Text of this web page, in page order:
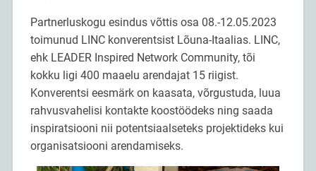
Partnerluskogu esindus võttis osa 08.-12.05.2023
toimunud LINC konverentsist Lõuna-Itaalias. LINC,
ehk LEADER Inspired Network Community, tõi
kokku ligi 400 maaelu arendajat 15 riigist.
Konverentsi eesmärk on kaasata, võrgustuda, luua
rahvusvahelisi kontakte koostöödeks ning saada
inspiratsiooni nii potentsiaalseteks projektideks kui
organisatsiooni arendamiseks.